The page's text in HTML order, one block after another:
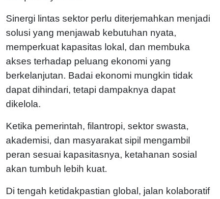
Sinergi lintas sektor perlu diterjemahkan menjadi
solusi yang menjawab kebutuhan nyata,
memperkuat kapasitas lokal, dan membuka
akses terhadap peluang ekonomi yang
berkelanjutan. Badai ekonomi mungkin tidak
dapat dihindari, tetapi dampaknya dapat
dikelola.
Ketika pemerintah, filantropi, sektor swasta,
akademisi, dan masyarakat sipil mengambil
peran sesuai kapasitasnya, ketahanan sosial
akan tumbuh lebih kuat.
Di tengah ketidakpastian global, jalan kolaboratif